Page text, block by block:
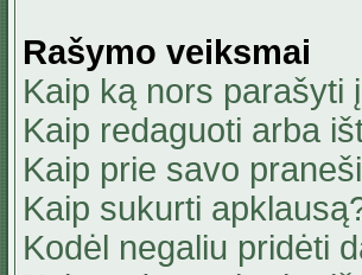
Rašymo veiksmai
Kaip ką nors parašyti
Kaip redaguoti arba
Kaip prie savo
Kaip sukurti
Kodėl negaliu pridėti